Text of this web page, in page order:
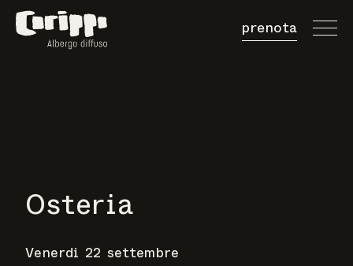
prenota
Osteria
Venerdi 22 settembre